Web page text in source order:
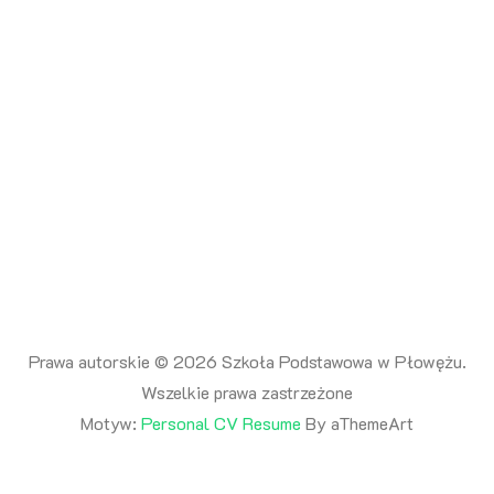
Prawa autorskie © 2026 Szkoła Podstawowa w Płowężu.
Wszelkie prawa zastrzeżone
Motyw: Personal CV Resume By aThemeArt